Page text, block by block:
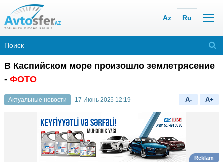
Az Ru
В Каспийском море произошло землетрясение
- ФОТО
Актуальные новости 17 Июнь 2026 12:19 A- A+